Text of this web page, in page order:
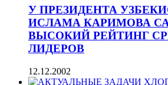
У ПРЕЗИДЕНТА
ИСЛАМА КАРИМОВА
ВЫСОКИЙ РЕЙТИНГ
ЛИДЕРОВ
12.12.2002